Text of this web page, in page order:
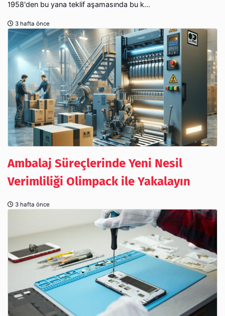
1958'den bu yana teklif aşamasında bu k...
3 hafta önce
Ambalaj Süreçlerinde Yeni Nesil
Verimliliği Olimpack ile Yakalayın
3 hafta önce